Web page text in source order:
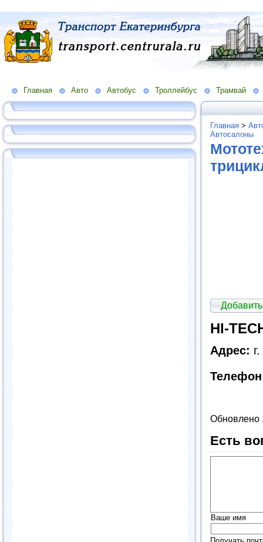
Главная Авто Автобус Троллейбус Трамвай
Главная >
Автосалоны
HI-
Адрес:
Обновлено
Есть
Ваше имя